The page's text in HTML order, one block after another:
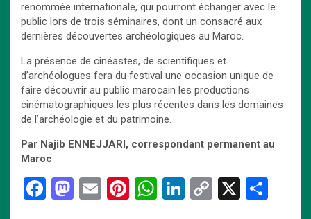
renommée internationale, qui pourront échanger avec le
public lors de trois séminaires, dont un consacré aux
dernières découvertes archéologiques au Maroc.
La présence de cinéastes, de scientifiques et
d’archéologues fera du festival une occasion unique de
faire découvrir au public marocain les productions
cinématographiques les plus récentes dans les domaines
de l’archéologie et du patrimoine.
Par Najib ENNEJJARI , correspondant permanent au
Maroc
F
M
E
Pi
W
Li
C
X